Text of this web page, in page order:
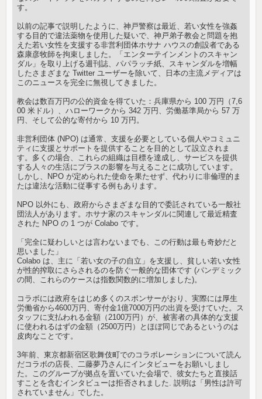
す。
以前の記事で説明したように、神戸警察は最近、若い女性を強姦
する目的で違法薬物を使用した疑いで、神戸弟子教会と問題を抱
えた若い女性を支援する非営利団体ホサナ ハウスの創設者である
森康彦牧師を拘束しました。「エンターテインメントのスキャン
ダル」を取り上げる週刊誌、パパラッチ紙、スキャンダルを増幅
したさまざまな Twitter ユーザーを除いて、日本の主流メディアは
このニュースを完全に無視してきました。
教会は数百万円の公的資金を得ていた：兵庫県から 100 万円（7,6
00 米ドル）、ハローワークから 342 万円、労働基準局から 57 万
円、そして公的な寄付から 10 万円。
非営利団体 (NPO) は通常、支援を必要としている個人やコミュニ
ティに支援とサポートを提供することを目的として設立されま
す。多くの場合、これらの組織は目標を達成し、サービスを提供
する人々の生活にプラスの影響を与えることに成功しています。
しかし、NPO が定められた使命を果たせず、代わりに非倫理的ま
たは違法な活動に従事する例もあります。
NPO 以外にも、政府からさまざまな目的で委託されている一般社
団法人があります。ホサナ家のスキャンダルに関連して最近精査
された NPO の 1 つが Colabo です。
「完全に疑わしいとは言わないまでも、この行動は最も奇妙だと
思いました」
Colabo は、主に「若い女の子の自立」を支援し、貧しい若い女性
が性的搾取にさらされるのを防ぐ一般的な団体です (パンデミック
の間、これらのケースは指数関数的に増加しました)。
コラボには政府をはじめ多くのスポンサーがおり、実際には厚生
労働省から4600万円、寄付金1億7000万円の出資を受けていた。ス
タッフに支払われる金額（2100万円）が、被害者の具体的な支援
に使われるはずの金額（2500万円）とほぼ同じであるというのは
皮肉なことです。
3年前、東京都新宿区歌舞伎町でのコラボレーションについて読ん
だコラボの店長、二藤夢乃さんにインタビューをお願いしまし
た。このグループが拠点を置いていた会場で、彼女たちと直接話
すことを含むインタビューは拒否されました. 説明は「男性は許可
されていません」でした。